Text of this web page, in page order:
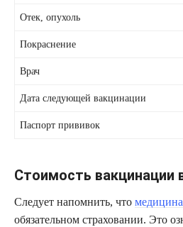
Отек, опухоль
Покраснение
Врач
Дата следующей вакцинации
Паспорт прививок
Стоимость вакцинации
Следует напомнить, что
обязательном страховании. Это